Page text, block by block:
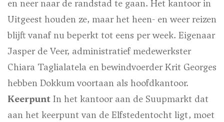
en neer naar de randstad te gaan. Het kantoor in
Uitgeest houden ze, maar het heen- en weer reizen
blijft vanaf nu beperkt tot eens per week. Eigenaar
Jasper de Veer, administratief medewerkster
Chiara Taglialatela en bewindvoerder Krit Georges
hebben Dokkum voortaan als hoofdkantoor.
Keerpunt In het kantoor aan de Suupmarkt dat
aan het keerpunt van de Elfstedentocht ligt, moet